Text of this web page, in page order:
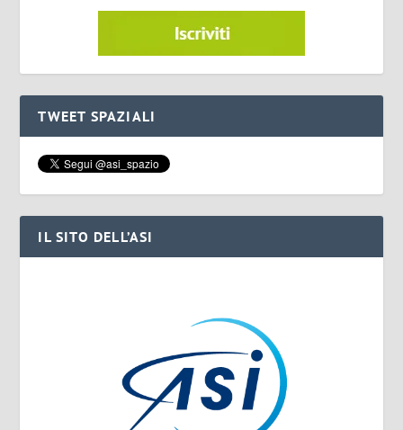
TWEET SPAZIALI
IL SITO DELL’ASI